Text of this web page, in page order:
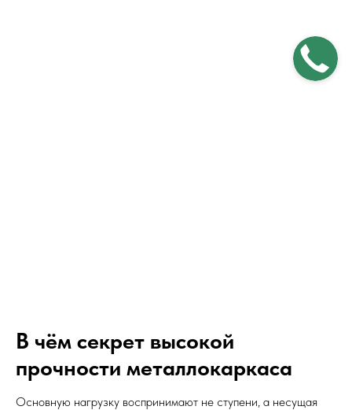
В чём секрет высокой
прочности металлокаркаса
Основную нагрузку воспринимают не ступени, а несущая